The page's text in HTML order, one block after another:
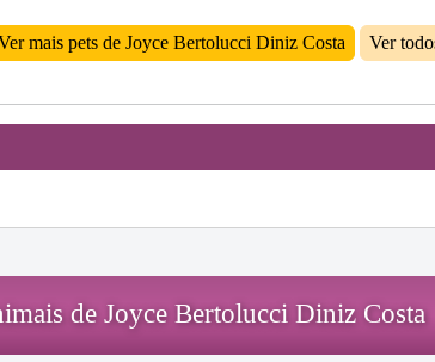
mais pets de Joyce Bertolucci Diniz Costa Ver
de Joyce Bertolucci Diniz Costa